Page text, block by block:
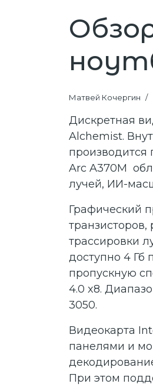
Матвей Кочергин
Дискретная
Alchemist.
производится
Arc A370M
лучей, ИИ-
Графический
транзисторов,
трассировки
доступно 4 Гб
пропускную
4.0 x8.
3050.
Видеокарта
панелями и
При этом